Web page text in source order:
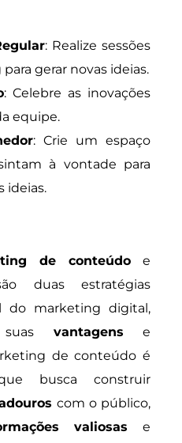
: Realize sessões
gerar novas ideias.
: Celebre as inovações
equipe.
: Crie um espaço
à vontade para
ideias.
de conteúdo e
duas estratégias
do marketing digital,
vantagens e
de conteúdo é
busca construir
com o público,
valiosas e